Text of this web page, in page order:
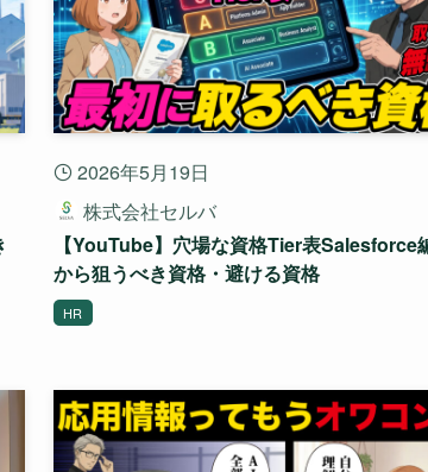
2026年5月19日
株式会社セルバ
【YouTube】穴場な資格Tier表Salesforce
から狙うべき資格・避ける資格
HR